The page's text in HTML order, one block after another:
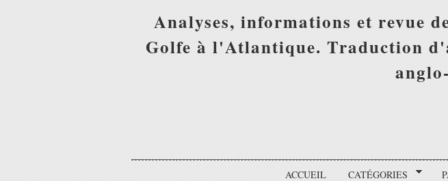
Analyses, informations et revue
Golfe à l'Atlantique. Traduction
ACCUEIL CATÉGORIES